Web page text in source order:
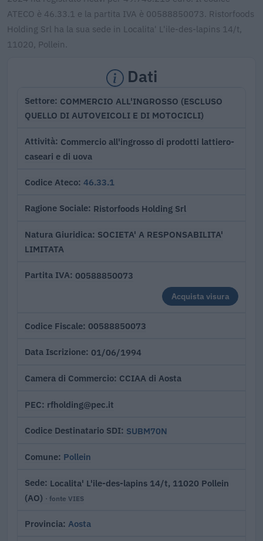
ATECO è 46.33.1 e la partita IVA è 00588850073. Ristorfoods
Holding Srl ha la sua sede in Localita' L'ile-des-lapins 14/t,
11020, Pollein.
Dati
Settore COMMERCIO ALL'INGROSSO (ESCLUSO
QUELLO DI AUTOVEICOLI E DI MOTOCICLI)
Attività Commercio all'ingrosso di prodotti lattiero-
caseari e di uova
Codice Ateco 46.33.1
Ragione Sociale Ristorfoods Holding Srl
Natura Giuridica SOCIETA' A RESPONSABILITA'
LIMITATA
Partita IVA 00588850073
Acquista visura
Codice Fiscale 00588850073
Data Iscrizione 01/06/1994
Camera di Commercio CCIAA di Aosta
PEC rfholding@pec.it
Codice Destinatario SDI SUBM70N
Comune Pollein
Sede Localita' L'ile-des-lapins 14/t, 11020 Pollein
(AO) · fonte VIES
Provincia Aosta